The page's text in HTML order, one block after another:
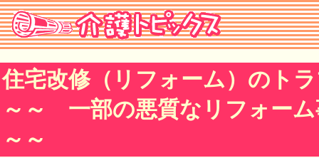
住宅改修（リフォーム）のト
～～ 一部の悪質なリフォー
～～